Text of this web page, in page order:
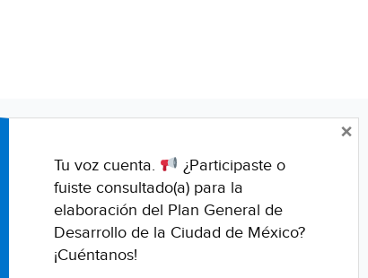
Tu voz cuenta.
¿Participaste o
fuiste consultado(a) para la
elaboración del Plan General de
Desarrollo de la Ciudad de México?
¡Cuéntanos!
×